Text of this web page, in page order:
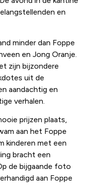
en
minder dan Foppe
en Jong Oranje.
zijn bijzondere
uit de
aandachtig en
verhalen.
prijzen plaats,
aan het Foppe
kinderen met een
bracht een
de bijgaande foto
aan Foppe